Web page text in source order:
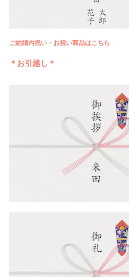
ご結婚内祝い・お祝い商品はこちら
＊お引越し＊